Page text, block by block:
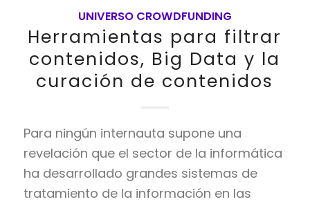
UNIVERSO CROWDFUNDING
Herramientas para filtrar
contenidos, Big Data y la
curación de contenidos
Para ningún internauta supone una
revelación que el sector de la informática
ha desarrollado grandes sistemas de
tratamiento de la información en las